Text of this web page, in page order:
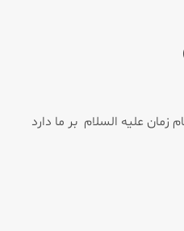
زمان عليه السلام بر ما دارد